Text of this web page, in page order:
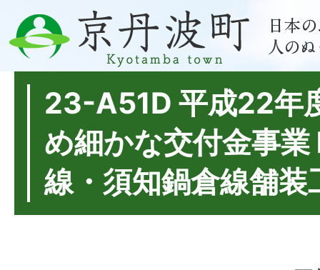
23-A51D 平成22年
め細かな交付金事業
線・須知鍋倉線舗装